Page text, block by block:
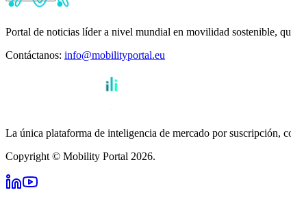
Portal de noticias líder a nivel mundial en movilidad sostenible,
Contáctanos: info@mobilityportal.eu
La única plataforma de inteligencia de mercado por suscripción,
Copyright © Mobility Portal 2026.